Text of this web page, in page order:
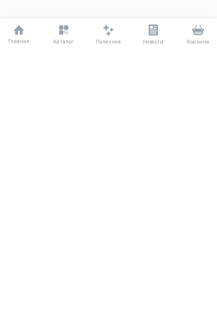
Главная Каталог Полезное Новости Корзина